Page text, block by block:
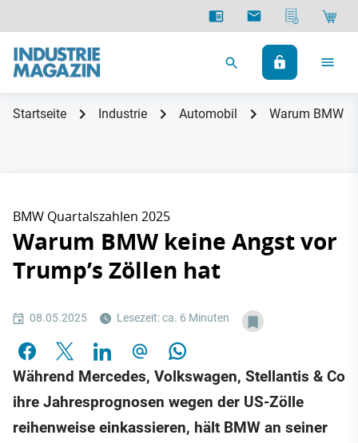
Startseite Industrie Automobil Warum BMW
BMW Quartalszahlen 2025
Warum BMW keine Angst vor
Trump’s Zöllen hat
08.05.2025 Lesezeit: ca. 6 Minuten
Während Mercedes, Volkswagen, Stellantis & Co
ihre Jahresprognosen wegen der US-Zölle
reihenweise einkassieren, hält BMW an seiner